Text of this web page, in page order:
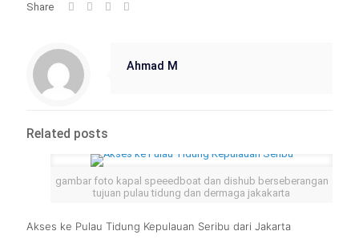
Share
Ahmad M
Related posts
gambar foto kapal speeedboat dan dishub berseberangan
tujuan pulau tidung dan dermaga jakakarta
Akses ke Pulau Tidung Kepulauan Seribu dari Jakarta